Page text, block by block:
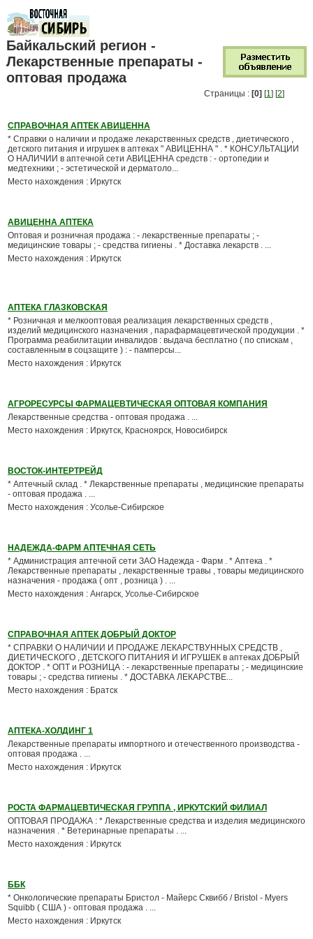
Байкальский регион -
Лекарственные препараты -
оптовая продажа
Страницы : [0] [1] [2]
СПРАВОЧНАЯ АПТЕК АВИЦЕННА
* Справки о наличии и продаже лекарственных средств , диетического ,
детского питания и игрушек в аптеках " АВИЦЕННА " . * КОНСУЛЬТАЦИИ
О НАЛИЧИИ в аптечной сети АВИЦЕННА средств : - ортопедии и
медтехники ; - эстетической и дерматоло...
Место нахождения : Иркутск
АВИЦЕННА АПТЕКА
Оптовая и розничная продажа : - лекарственные препараты ; -
медицинские товары ; - средства гигиены . * Доставка лекарств . ...
Место нахождения : Иркутск
АПТЕКА ГЛАЗКОВСКАЯ
* Розничная и мелкооптовая реализация лекарственных средств ,
изделий медицинского назначения , парафармацевтической продукции . *
Программа реабилитации инвалидов : выдача бесплатно ( по спискам ,
составленным в соцзащите ) : - памперсы...
Место нахождения : Иркутск
АГРОРЕСУРСЫ ФАРМАЦЕВТИЧЕСКАЯ ОПТОВАЯ КОМПАНИЯ
Лекарственные средства - оптовая продажа . ...
Место нахождения : Иркутск, Красноярск, Новосибирск
ВОСТОК-ИНТЕРТРЕЙД
* Аптечный склад . * Лекарственные препараты , медицинские препараты
- оптовая продажа . ...
Место нахождения : Усолье-Сибирское
НАДЕЖДА-ФАРМ АПТЕЧНАЯ СЕТЬ
* Администрация аптечной сети ЗАО Надежда - Фарм . * Аптека . *
Лекарственные препараты , лекарственные травы , товары медицинского
назначения - продажа ( опт , розница ) . ...
Место нахождения : Ангарск, Усолье-Сибирское
СПРАВОЧНАЯ АПТЕК ДОБРЫЙ ДОКТОР
* СПРАВКИ О НАЛИЧИИ И ПРОДАЖЕ ЛЕКАРСТВУННЫХ СРЕДСТВ ,
ДИЕТИЧЕСКОГО , ДЕТСКОГО ПИТАНИЯ И ИГРУШЕК в аптеках ДОБРЫЙ
ДОКТОР . * ОПТ и РОЗНИЦА : - лекарственные препараты ; - медицинские
товары ; - средства гигиены . * ДОСТАВКА ЛЕКАРСТВЕ...
Место нахождения : Братск
АПТЕКА-ХОЛДИНГ 1
Лекарственные препараты импортного и отечественного производства -
оптовая продажа . ...
Место нахождения : Иркутск
РОСТА ФАРМАЦЕВТИЧЕСКАЯ ГРУППА , ИРКУТСКИЙ ФИЛИАЛ
ОПТОВАЯ ПРОДАЖА : * Лекарственные средства и изделия медицинского
назначения . * Ветеринарные препараты . ...
Место нахождения : Иркутск
ББК
* Онкологические препараты Бристол - Майерс Сквибб / Bristol - Myers
Squibb ( США ) - оптовая продажа . ...
Место нахождения : Иркутск